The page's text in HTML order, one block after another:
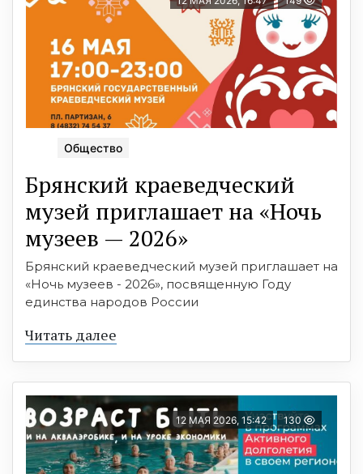
Общество
Брянский краеведческий
музей приглашает на «Ночь
музеев — 2026»
Брянский краеведческий музей приглашает на
«Ночь музеев - 2026», посвященную Году
единства народов России
Читать далее
12 МАЯ 2026, 15:42 130